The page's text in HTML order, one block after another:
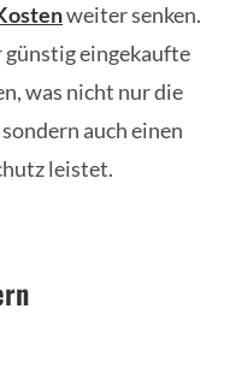
weiter senken.
günstig eingekaufte
was nicht nur die
auch einen
leistet.